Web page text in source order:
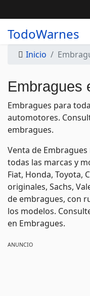
TodoWarnes
Inicio
Embragues
Embragues para
automotores.
embragues.
Venta de
todas las marcas y
Fiat, Honda, Toyota,
originales, Sachs,
de embragues, con
los modelos.
en Embragues.
ANUNCIO